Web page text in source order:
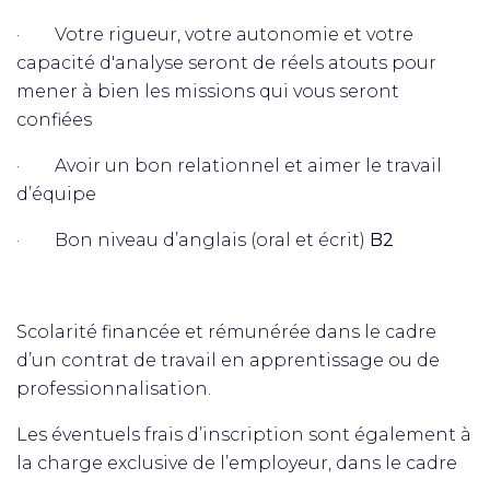
· Votre rigueur, votre autonomie et votre
capacité d'analyse seront de réels atouts pour
mener à bien les missions qui vous seront
confiées
· Avoir un bon relationnel et aimer le travail
d’équipe
· Bon niveau d’anglais (oral et écrit) B2
Scolarité financée et rémunérée dans le cadre
d’un contrat de travail en apprentissage ou de
professionnalisation.
Les éventuels frais d’inscription sont également à
la charge exclusive de l’employeur, dans le cadre